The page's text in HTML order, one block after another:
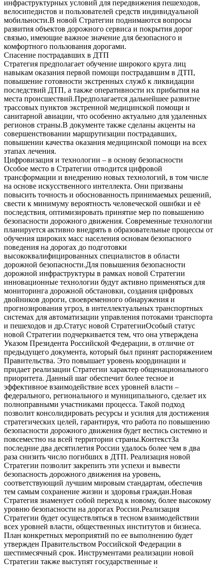
инфраструктурных условий для передвижения пешеходов,
велосипедистов и пользователей средств индивидуальной
мобильности.В новой Стратегии поднимаются вопросы
развития объектов дорожного сервиса и покрытия дорог
связью, имеющие важное значение для безопасного и
комфортного пользования дорогами.
Спасение пострадавших в ДТП
Стратегия предполагает обучение широкого круга лиц
навыкам оказания первой помощи пострадавшим в ДТП,
повышение готовности экстренных служб к ликвидации
последствий ДТП, а также оперативности их прибытия на
места происшествий.Предполагается дальнейшее развитие
трассовых пунктов экстренной медицинской помощи и
санитарной авиации, что особенно актуально для удаленных
регионов страны.В документе также сделаны акценты на
совершенствовании маршрутизации пострадавших,
повышении качества оказания медицинской помощи на всех
этапах лечения.
Цифровизация и технологии – в основу безопасности
Особое место в Стратегии отводится цифровой
трансформации и внедрению новых технологий, в том числе
на основе искусственного интеллекта. Они призваны
повысить точность и обоснованность принимаемых решений,
свести к минимуму вероятность человеческой ошибки и её
последствия, оптимизировать принятие мер по повышению
безопасности дорожного движения. Современные технологии
планируется активно внедрять в образовательные процессы от
обучения широких масс населения основам безопасного
поведения на дорогах до подготовки
высококвалифицированных специалистов в области
дорожной безопасности.Для повышения безопасности
дорожной инфраструктуры в рамках новой Стратегии
инновационные технологии будут активно применяться для
мониторинга дорожной обстановки, создания цифровых
двойников дороги, своевременного обнаружения и
прогнозирования угроз, в интеллектуальных транспортных
системах для автоматизации управления потоками транспорта
и пешеходов и др.Статус новой СтратегииОсобый статус
новой Стратегии подчеркивается тем, что она утверждена
Указом Президента Российской Федерации, в отличие от
предыдущего документа, который был принят распоряжением
Правительства. Это повышает уровень координации и
придает реализации Стратегии характер общенационального
приоритета. Данный шаг обеспечит более тесное и
эффективное взаимодействие всех уровней власти –
федерального, регионального и муниципального, сделает их
полноправными участниками процесса. Такой подход
позволит консолидировать ресурсы и усилия для достижения
стратегических целей, гарантируя, что работа по повышению
безопасности дорожного движения будет вестись системно и
повсеместно на всей территории страны.КонтекстЗа
последние два десятилетия России удалось более чем в два
раза снизить число погибших в ДТП. Реализация новой
Стратегии позволит закрепить эти успехи и вывести
безопасность дорожного движения на уровень,
соответствующий лучшим мировым стандартам, обеспечив
тем самым сохранение жизни и здоровья граждан.Новая
Стратегия знаменует собой переход к новому, более высокому
уровню безопасности на дорогах России.Реализация
Стратегии будет осуществляться в тесном взаимодействии
всех уровней власти, общественных институтов и бизнеса.
План конкретных мероприятий по ее выполнению будет
утвержден Правительством Российской Федерации в
шестимесячный срок. Инструментами реализации новой
Стратегии также выступят государственные и